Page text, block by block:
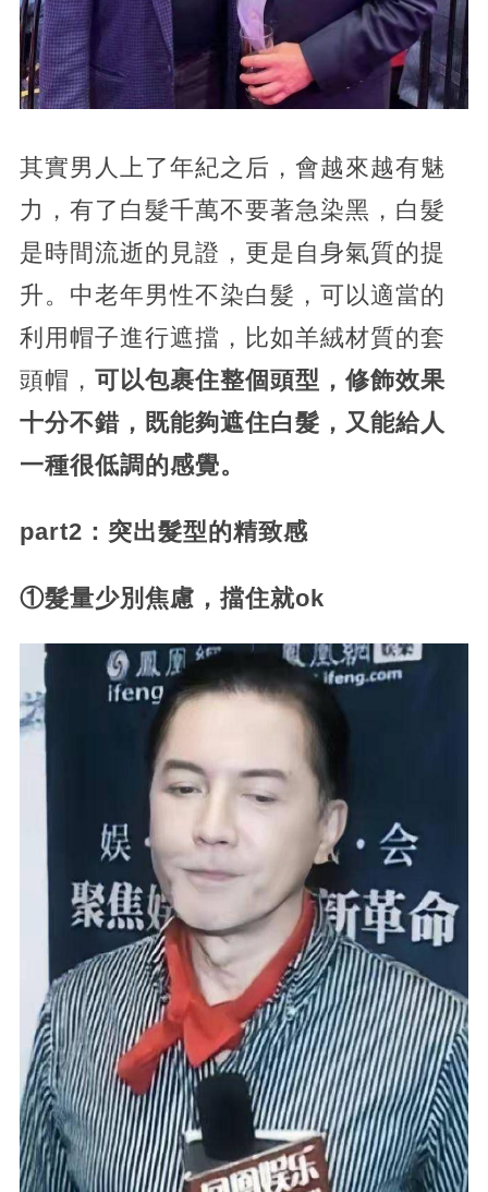
其實男人上了年紀之后，會越來越有魅
力，有了白髮千萬不要著急染黑，白髮
是時間流逝的見證，更是自身氣質的提
升。中老年男性不染白髮，可以適當的
利用帽子進行遮擋，比如羊絨材質的套
頭帽， 可以包裹住整個頭型，修飾效果
十分不錯，既能夠遮住白髮，又能給人
一種很低調的感覺。
part2：突出髮型的精致感
①髮量少別焦慮，擋住就ok